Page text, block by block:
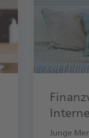
Junge